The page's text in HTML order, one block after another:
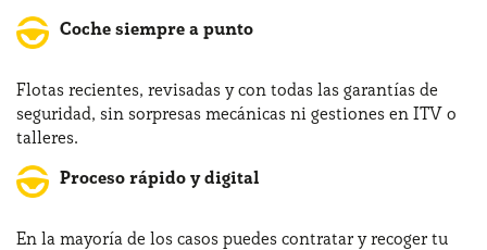
Coche siempre a punto
Flotas recientes, revisadas y con todas las garantías de
seguridad, sin sorpresas mecánicas ni gestiones en ITV o
talleres.
Proceso rápido y digital
En la mayoría de los casos puedes contratar y recoger tu